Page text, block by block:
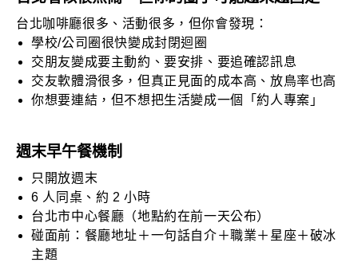
台北咖啡廳很多、活動很多，但你會發現：
學校/公司圈很快變成封閉迴圈
交朋友變成要主動約、要安排、要追確認訊息
交友軟體滑很多，但真正見面的成本高、放鳥率也高
你想要連結，但不想把生活變成一個「約人專案」
週末早午餐機制
只開放週末
6 人同桌、約 2 小時
台北市中心餐廳（地點約在前一天公布）
碰面前：餐廳地址＋一句話自介＋職業＋星座＋破冰
主題